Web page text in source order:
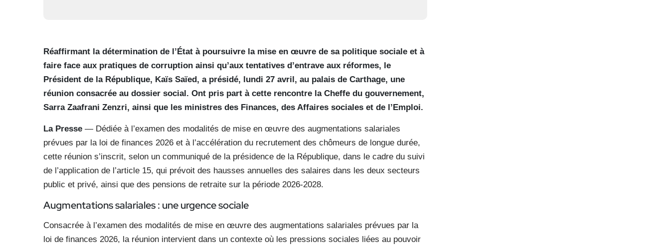
Réaffirmant la détermination de l’État à poursuivre la mise en œuvre de sa politique sociale et à
faire face aux pratiques de corruption ainsi qu’aux tentatives d’entrave aux réformes, le
Président de la République, Kaïs Saïed, a présidé, lundi 27 avril, au palais de Carthage, une
réunion consacrée au dossier social. Ont pris part à cette rencontre la Cheffe du gouvernement,
Sarra Zaafrani Zenzri, ainsi que les ministres des Finances, des Affaires sociales et de l’Emploi.
La Presse — Dédiée à l’examen des modalités de mise en œuvre des augmentations salariales
prévues par la loi de finances 2026 et à l’accélération du recrutement des chômeurs de longue durée,
cette réunion s’inscrit, selon un communiqué de la présidence de la République, dans le cadre du suivi
de l’application de l’article 15, qui prévoit des hausses annuelles des salaires dans les deux secteurs
public et privé, ainsi que des pensions de retraite sur la période 2026-2028.
Augmentations salariales : une urgence sociale
Consacrée à l’examen des modalités de mise en œuvre des augmentations salariales prévues par la
loi de finances 2026, la réunion intervient dans un contexte où les pressions sociales liées au pouvoir